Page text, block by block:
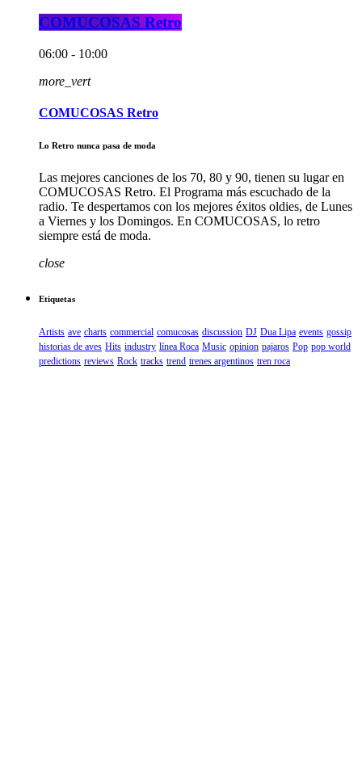
COMUCOSAS Retro
06:00 - 10:00
more_vert
COMUCOSAS Retro
Lo Retro nunca pasa de moda
Las mejores canciones de los 70, 80 y 90, tienen su lugar en
COMUCOSAS Retro. El Programa más escuchado de la
radio. Te despertamos con los mejores éxitos oldies, de Lunes
a Viernes y los Domingos. En COMUCOSAS, lo retro
siempre está de moda.
close
Etiquetas
Artists ave charts commercial comucosas discussion DJ Dua Lipa events gossip
historias de aves Hits industry línea Roca Music opinion pajaros Pop pop world
predictions reviews Rock tracks trend trenes argentinos tren roca